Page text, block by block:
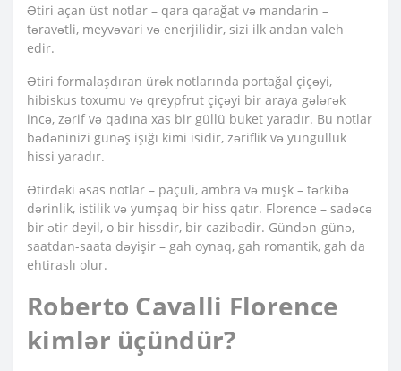
Ətiri açan üst notlar – qara qarağat və mandarin –
təravətli, meyvəvari və enerjilidir, sizi ilk andan valeh
edir.
Ətiri formalaşdıran ürək notlarında portağal çiçəyi,
hibiskus toxumu və qreypfrut çiçəyi bir araya gələrək
incə, zərif və qadına xas bir güllü buket yaradır. Bu notlar
bədəninizi günəş işığı kimi isidir, zəriflik və yüngüllük
hissi yaradır.
Ətirdəki əsas notlar – paçuli, ambra və müşk – tərkibə
dərinlik, istilik və yumşaq bir hiss qatır. Florence – sadəcə
bir ətir deyil, o bir hissdir, bir cazibədir. Gündən-günə,
saatdan-saata dəyişir – gah oynaq, gah romantik, gah da
ehtiraslı olur.
Roberto Cavalli Florence
kimlər üçündür?